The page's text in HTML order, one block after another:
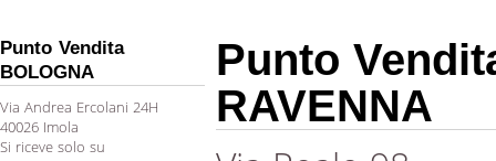
Punto Vendita
BOLOGNA
Via Andrea Ercolani 24H
40026 Imola
Si riceve solo su
Punto
RAVENNA